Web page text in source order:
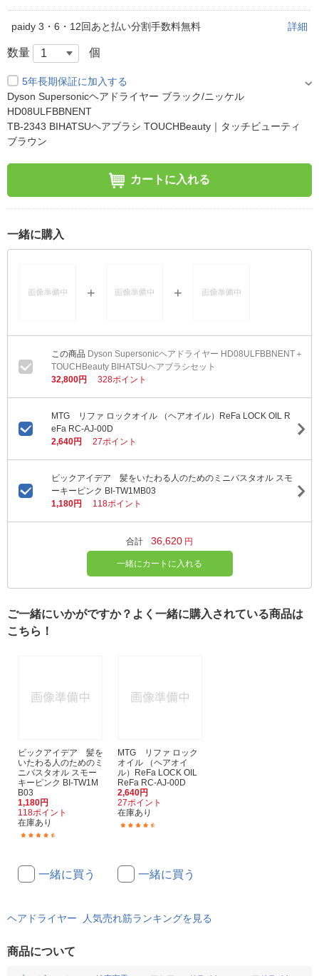
paidy 3・6・12回あと払い分割手数料無料 詳細
数量 個
5年長期保証に加入する
Dyson Supersonicヘアドライヤー ブラック/ニッケル
HD08ULFBBNENT
TB-2343 BIHATSUヘアブラシ TOUCHBeauty｜タッチビューティ
ブラウン
カートに入れる
一緒に購入
Dyson Supersonicヘアドライヤー HD08ULFBBNENT＋
TOUCHBeauty BIHATSUヘアブラシセット
32,800円
328ポイント
MTG リファ ロックオイル （ヘアオイル）ReFa LOCK OIL R
eFa RC-AJ-00D
2,640円
27ポイント
ビックアイデア 髪をいたわる人のためのミニバスタオル スモ
ーキーピンク BI-TW1MB03
1,180円
118ポイント
合計 36,620 円
一緒にカートに入れる
ご一緒にいかがですか？よく一緒に購入されている商品は
こちら！
ビックアイデア 髪を
いたわる人のためのミ
ニバスタオル スモー
キーピンク BI-TW1M
B03
1,180円
118ポイント
在庫あり
一緒に買う
MTG リファ ロック
オイル （ヘアオイ
ル）ReFa LOCK OIL
ReFa RC-AJ-00D
2,640円
27ポイント
在庫あり
一緒に買う
ヘアドライヤー 人気売れ筋ランキングを見る
商品について